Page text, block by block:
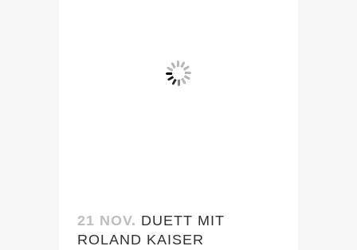
21 NOV. DUETT MIT
ROLAND KAISER